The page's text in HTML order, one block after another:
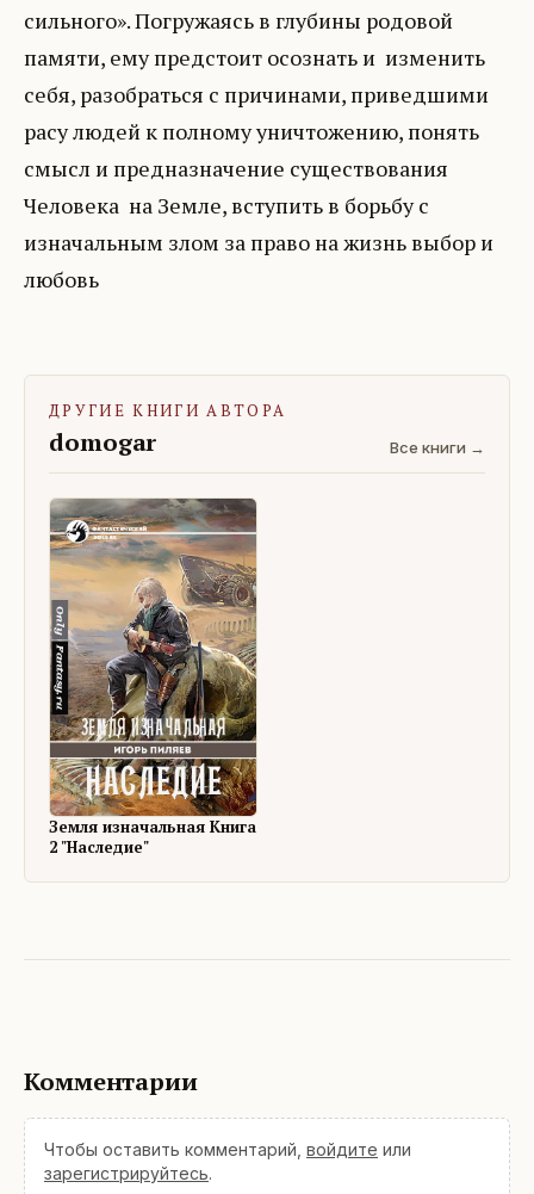
сильного». Погружаясь в глубины родовой
памяти, ему предстоит осознать и изменить
себя, разобраться с причинами, приведшими
расу людей к полному уничтожению, понять
смысл и предназначение существования
Человека на Земле, вступить в борьбу с
изначальным злом за право на жизнь выбор и
любовь
ДРУГИЕ КНИГИ АВТОРА
domogar Все книги →
Земля изначальная Книга
2 "Наследие"
Комментарии
Чтобы оставить комментарий, войдите или
зарегистрируйтесь.